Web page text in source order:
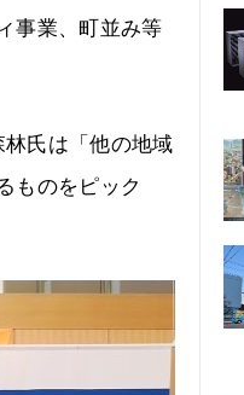
事業、町並み等
氏は「他の地域
ものをピック